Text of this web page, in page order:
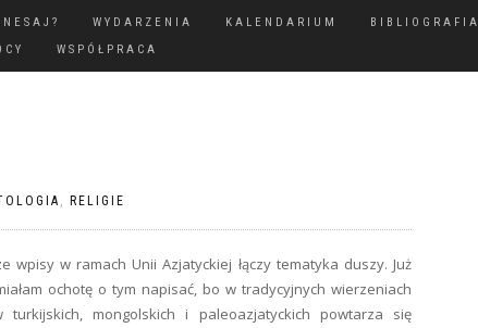
WYDARZENIA KALENDARIUM BIBLIOGRAFIA
WSPÓŁPRACA
, RELIGIE
wpisy w ramach Unii Azjatyckiej łączy tematyka duszy. Już
ochotę o tym napisać, bo w tradycyjnych wierzeniach
turkijskich, mongolskich i paleoazjatyckich powtarza się